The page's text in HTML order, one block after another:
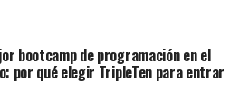
bootcamp de programación en el
por qué elegir TripleTen para entrar